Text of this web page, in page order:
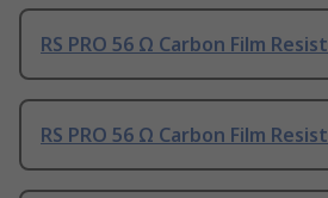
RS PRO 56 Ω Carbon Film
RS PRO 56 Ω Carbon Film